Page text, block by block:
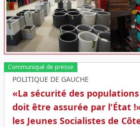
Communiqué de presse
POLITIQUE DE GAUCHE
«La sécurité des
doit être assurée par l'État
les Jeunes Socialistes de